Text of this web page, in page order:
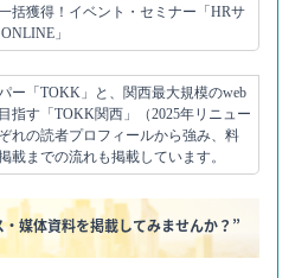
括獲得！イベント・セミナー「HRサ
」
ー「TOKK」と、関西最大規模のweb
指す「TOKK関西」（2025年リニュー
れの読者プロフィールから強み、料
載までの流れも掲載しています。
媒体資料を掲載してみませんか？”